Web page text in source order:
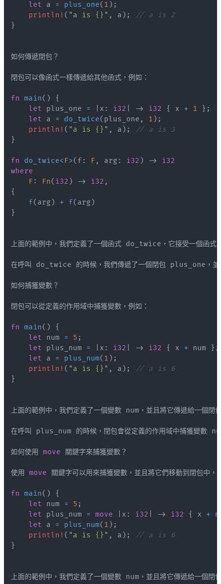
let a = plus_one( 1 ) ;
println! ( "a is {}" , a ) ;
// a is 2
}
fn main( )
{
let plus_one = x : i32 -> i32 { x + 1 } ;
let a = do_twice( plus_one , 1 ) ;
println! ( "a is {}" , a ) ;
// a is 3
}
fn do_twice<F>( f : F , arg : i32 ) ->
i32
where
F : Fn( i32 ) -> i32 ,
{
f( arg ) + f( arg )
}
在呼叫 do_twice 的時候，我們傳遞了一個閉包 plus_one，並
fn main( )
{
let num = 5 ;
let plus_num = x : i32 -> i32 { x + num } ;
let a = plus_num( 1 ) ;
println! ( "a is {}" , a ) ;
// a is 6
}
如何使用 move
使用 move
fn main( )
{
let num = 5 ;
let plus_num = move x : i32 -> i32 { x +
let a = plus_num( 1 ) ;
println! ( "a is {}" , a ) ;
// a is 6
}